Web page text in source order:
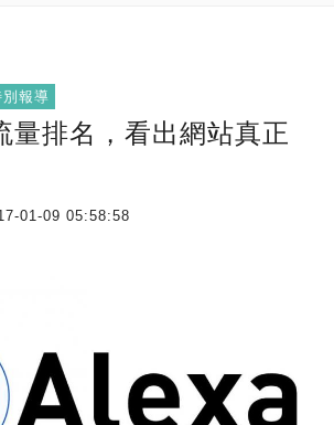
別報導
量排名，看出網站真正
01-09 05:58:58